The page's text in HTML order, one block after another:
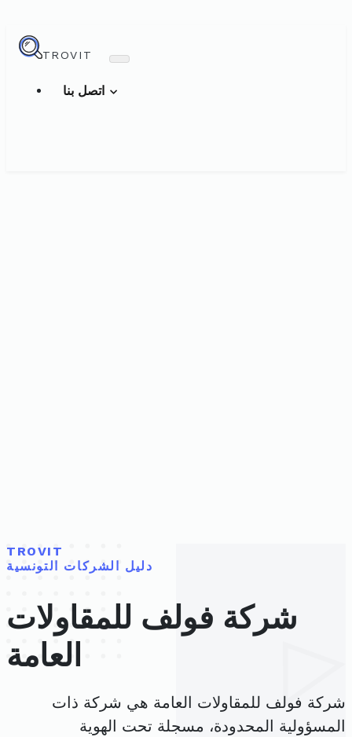
TROVIT
TROVIT
دليل الشركات التونسية
شركة فولف للمقاولات
العامة
شركة فولف للمقاولات العامة هي شركة ذات
المسؤولية المحدودة، مسجلة تحت الهوية